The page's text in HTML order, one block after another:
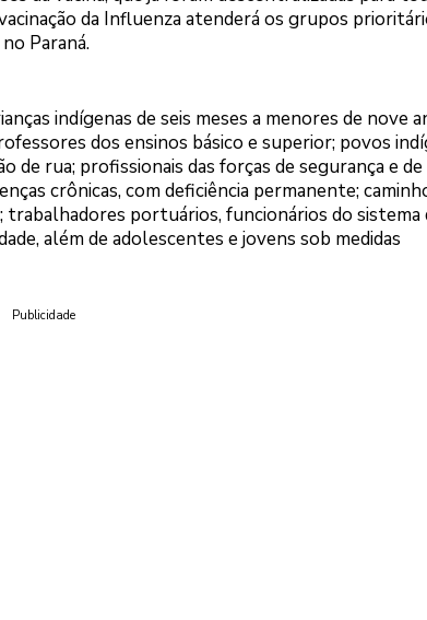
da Influenza atenderá os grupos
Paraná.
indígenas de seis meses a menores de nove
dos ensinos básico e superior; povos
de rua; profissionais das forças de segurança e de
crônicas, com deficiência permanente;
portuários, funcionários do sistema
além de adolescentes e jovens sob medidas
Publicidade